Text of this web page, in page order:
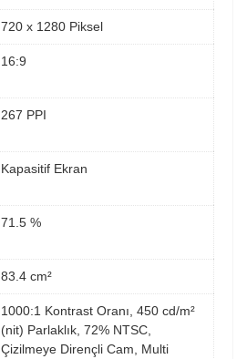
720 x 1280 Piksel
16:9
267 PPI
Kapasitif Ekran
71.5 %
83.4 cm²
1000:1 Kontrast Oranı, 450 cd/m²
(nit) Parlaklık, 72% NTSC,
Çizilmeye Dirençli Cam, Multi